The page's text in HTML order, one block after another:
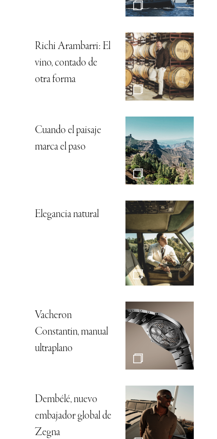
Richi Arambarri: El
vino, contado de
otra forma
Cuando el paisaje
marca el paso
Elegancia natural
Vacheron
Constantin, manual
ultraplano
Dembélé, nuevo
embajador global de
Zegna